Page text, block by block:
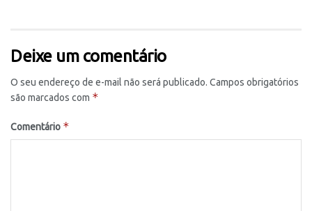
Deixe um comentário
O seu endereço de e-mail não será publicado. Campos obrigatórios
são marcados com *
Comentário *